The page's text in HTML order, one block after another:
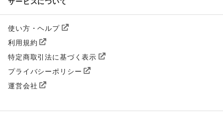
使い方・ヘルプ
利用規約
特定商取引法に基づく表示
プライバシーポリシー
運営会社